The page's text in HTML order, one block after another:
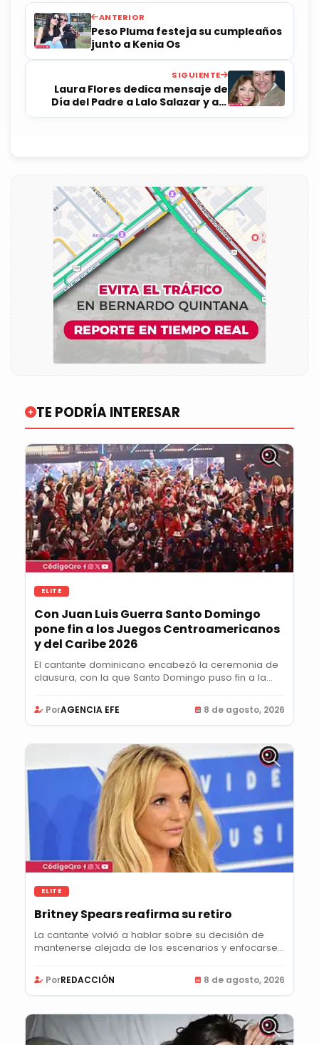
ANTERIOR
Peso Pluma festeja su cumpleaños
junto a Kenia Os
SIGUIENTE
Laura Flores dedica mensaje de
Día del Padre a Lalo Salazar y así
respondió
TE PODRÍA INTERESAR
ELITE
Con Juan Luis Guerra Santo Domingo
pone fin a los Juegos Centroamericanos
y del Caribe 2026
El cantante dominicano encabezó la ceremonia de
clausura, con la que Santo Domingo puso fin a la...
PorAGENCIA EFE 8 de agosto, 2026
ELITE
Britney Spears reafirma su retiro
La cantante volvió a hablar sobre su decisión de
mantenerse alejada de los escenarios y enfocarse...
PorREDACCIÓN 8 de agosto, 2026